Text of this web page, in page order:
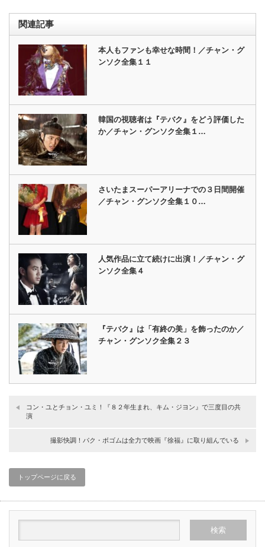
関連記事
本人もファンも幸せな時間！／チャン・グ
ンソク全集１１
韓国の視聴者は『テバク』をどう評価した
か／チャン・グンソク全集１…
さいたまスーパーアリーナでの３日間開催
／チャン・グンソク全集１０…
人気作品に立て続けに出演！／チャン・グ
ンソク全集４
『テバク』は「有終の美」を飾ったのか／
チャン・グンソク全集２３
コン・ユとチョン・ユミ！『８２年生まれ、キム・ジヨン』で三度目の共
演
撮影快調！パク・ボゴムは全力で映画『徐福』に取り組んでいる
トップページに戻る